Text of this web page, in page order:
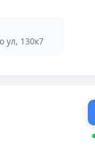
ул, 130к7